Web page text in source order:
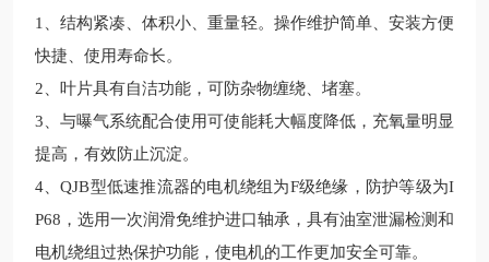
1
、结构紧凑、体积小、重量轻。操作维护简单、安装方便
快捷、使用寿命长。
2 、叶片具有自洁功能，可防杂物缠绕、堵塞。
3 、与曝气系统配合使用可使能耗大幅度降低，充氧量明显
提高，有效防止沉淀。
4 、QJB型低速推流器的电机绕组为F级绝缘，防护等级为I
P68 ，选用一次润滑免维护进口轴承，具有油室泄漏检测和
电机绕组过热保护功能，使电机的工作更加安全可靠。